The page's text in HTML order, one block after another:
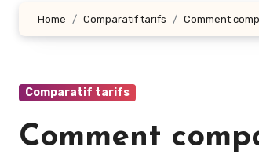
Home Comparatif tarifs Comment
Comparatif tarifs
Comment